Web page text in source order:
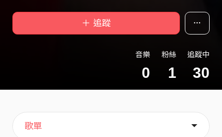
＋ 追蹤
音樂
0
粉絲
1
追蹤中
30
主頁
歌單
喜歡
關於